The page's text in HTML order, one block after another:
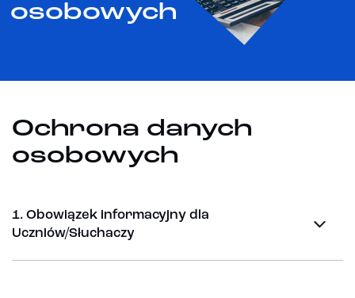
osobowych
Ochrona danych
osobowych
1. Obowiązek informacyjny dla
Uczniów/Słuchaczy